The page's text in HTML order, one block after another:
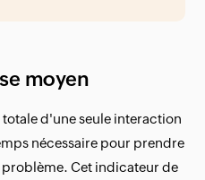
moyen
d'une seule interaction
nécessaire pour prendre
Cet indicateur de